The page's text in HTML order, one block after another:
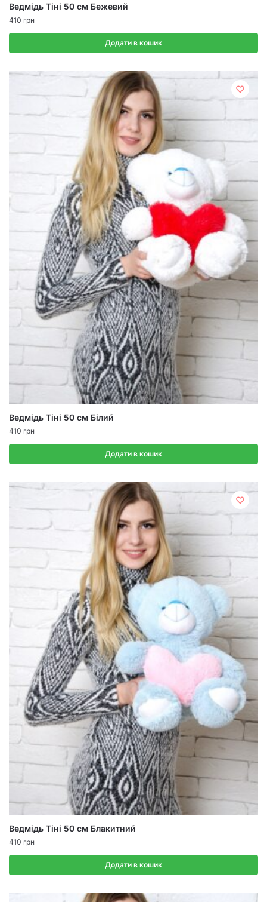
Ведмідь Тіні 50 см Бежевий
410 грн
Додати в кошик
Ведмідь Тіні 50 см Білий
410 грн
Додати в кошик
Ведмідь Тіні 50 см Блакитний
410 грн
Додати в кошик